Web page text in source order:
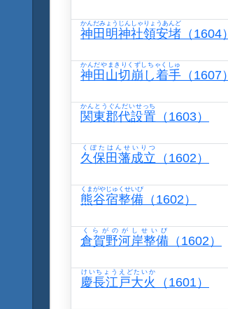
神田明神社領安堵
かんだみょうじんしゃりょうあんど
（1604）
神田山切崩し着手
かんだやまきりくずしちゃくしゅ
（1607）
関東郡代設置
かんとうぐんだいせっち
（1603）
久保田藩成立
くぼたはんせいりつ
（1602）
熊谷宿整備
くまがやじゅくせいび
（1602）
倉賀野河岸整備
くらがのがしせいび
（1602）
慶長江戸大火
けいちょうえどたいか
（1601）